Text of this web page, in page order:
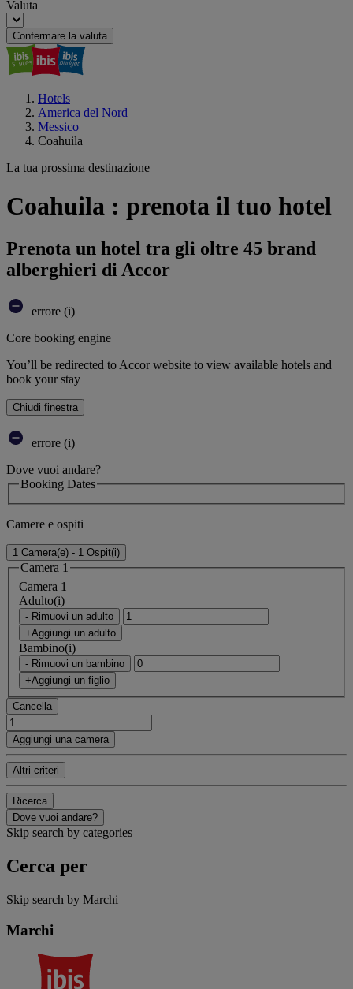
Valuta
Confermare la valuta
Hotels
America del Nord
Messico
Coahuila
La tua prossima destinazione
Coahuila : prenota il tuo hotel
Prenota un hotel tra gli oltre 45 brand
alberghieri di Accor
errore (i)
Core booking engine
You’ll be redirected to Accor website to view available hotels and
book your stay
Chiudi finestra
errore (i)
Dove vuoi andare?
Booking Dates
Camere e ospiti
1 Camera(e) - 1 Ospit(i)
Camera 1
Camera 1
Adulto(i)
- Rimuovi un adulto
+Aggiungi un adulto
Bambino(i)
- Rimuovi un bambino
+Aggiungi un figlio
Cancella
Aggiungi una camera
Altri criteri
Ricerca
Dove vuoi andare?
Skip search by categories
Cerca per
Skip search by Marchi
Marchi